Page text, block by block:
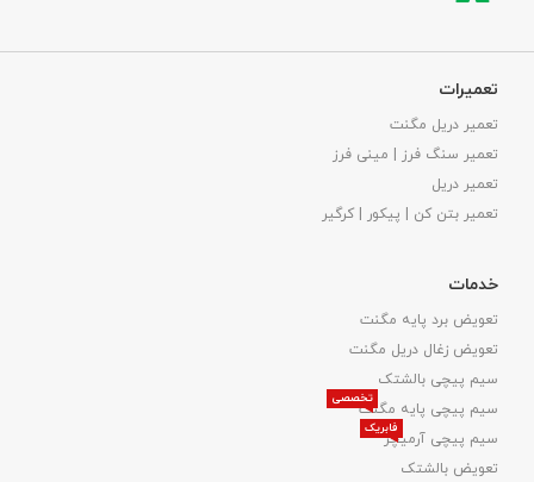
تعمیرات
تعمیر دریل مگنت
تعمیر سنگ فرز | مینی فرز
تعمیر دریل
تعمیر بتن کن | پیکور | کرگیر
خدمات
تعویض برد پایه مگنت
تعویض زغال دریل مگنت
سیم پیچی بالشتک
سیم پیچی پایه مگنت
تخصصی
سیم پیچی آرمیچر
فابریک
تعویض بالشتک​